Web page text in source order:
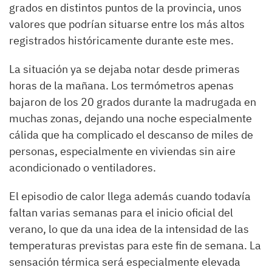
grados en distintos puntos de la provincia, unos
valores que podrían situarse entre los más altos
registrados históricamente durante este mes.
La situación ya se dejaba notar desde primeras
horas de la mañana. Los termómetros apenas
bajaron de los 20 grados durante la madrugada en
muchas zonas, dejando una noche especialmente
cálida que ha complicado el descanso de miles de
personas, especialmente en viviendas sin aire
acondicionado o ventiladores.
El episodio de calor llega además cuando todavía
faltan varias semanas para el inicio oficial del
verano, lo que da una idea de la intensidad de las
temperaturas previstas para este fin de semana. La
sensación térmica será especialmente elevada